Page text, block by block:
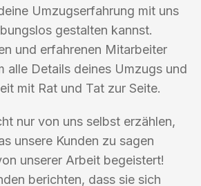
Umzugserfahrung mit uns
gestalten kannst.
und erfahrenen Mitarbeiter
alle Details deines Umzugs und
mit Rat und Tat zur Seite.
nur von uns selbst erzählen,
unsere Kunden zu sagen
unserer Arbeit begeistert!
berichten, dass sie sich